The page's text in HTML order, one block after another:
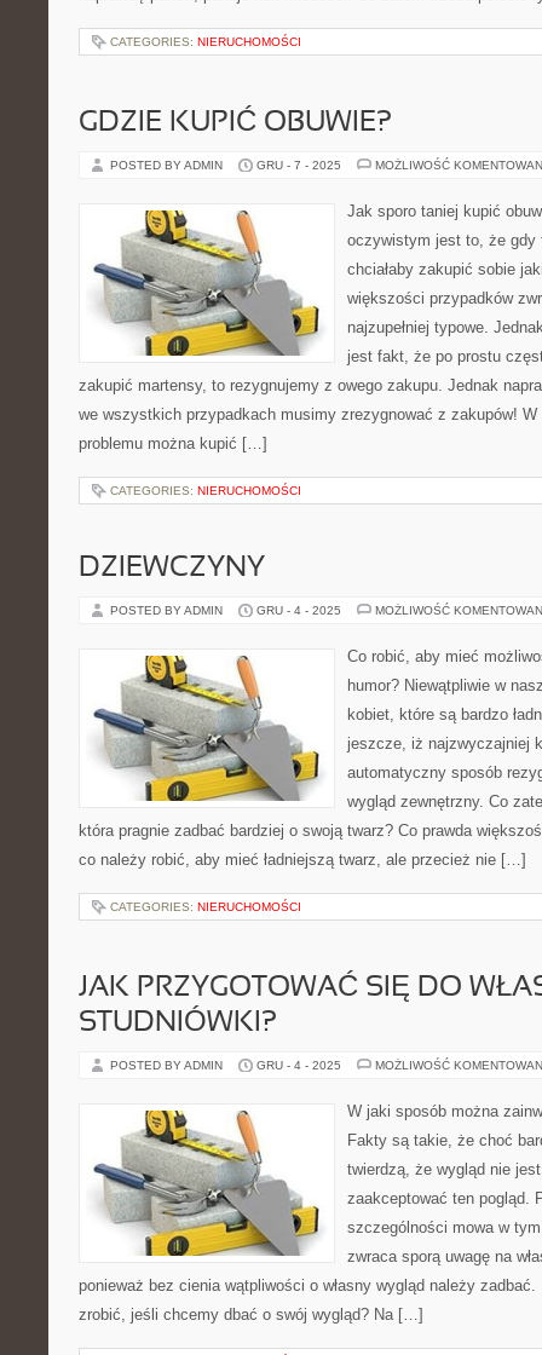
CATEGORIES: NIERUCHOMOŚCI
GDZIE KUPIĆ OBUWIE?
POSTED BY ADMIN GRU - 7 - 2025 MOŻLIWOŚĆ
Jak sporo taniej kupić
oczywistym jest to, że gdy
chciałaby zakupić sobie
większości przypadków
najzupełniej typowe.
jest fakt, że po prostu
zakupić martensy, to rezygnujemy z owego zakupu. Jednak
we wszystkich przypadkach musimy zrezygnować z zakupów! W
problemu można kupić […]
CATEGORIES: NIERUCHOMOŚCI
DZIEWCZYNY
POSTED BY ADMIN GRU - 4 - 2025 MOŻLIWOŚĆ
Co robić, aby mieć
humor? Niewątpliwie w
kobiet, które są bardzo
jeszcze, iż najzwyczajniej
automatyczny sposób
wygląd zewnętrzny. Co
która pragnie zadbać bardziej o swoją twarz? Co prawda
co należy robić, aby mieć ładniejszą twarz, ale przecież nie […]
CATEGORIES: NIERUCHOMOŚCI
JAK PRZYGOTOWAĆ SIĘ DO
STUDNIÓWKI?
POSTED BY ADMIN GRU - 4 - 2025 MOŻLIWOŚĆ
W jaki sposób można
Fakty są takie, że choć
twierdzą, że wygląd nie
zaakceptować ten pogląd.
szczególności mowa w
zwraca sporą uwagę na
ponieważ bez cienia wątpliwości o własny wygląd należy
zrobić, jeśli chcemy dbać o swój wygląd? Na […]